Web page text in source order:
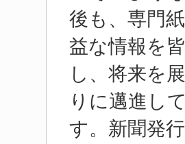
後も、専門
益な情報を
し、将来を
りに邁進し
す。新聞発